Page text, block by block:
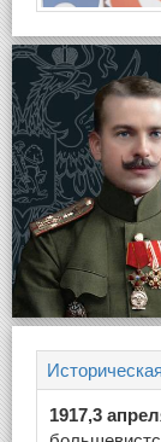
1917,3